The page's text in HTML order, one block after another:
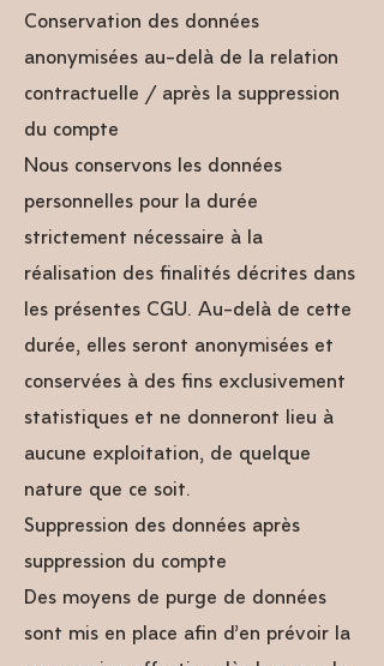
Conservation des données
anonymisées au-delà de la relation
contractuelle / après la suppression
du compte
Nous conservons les données
personnelles pour la durée
strictement nécessaire à la
réalisation des finalités décrites dans
les présentes CGU. Au-delà de cette
durée, elles seront anonymisées et
conservées à des fins exclusivement
statistiques et ne donneront lieu à
aucune exploitation, de quelque
nature que ce soit.
Suppression des données après
suppression du compte
Des moyens de purge de données
sont mis en place afin d’en prévoir la